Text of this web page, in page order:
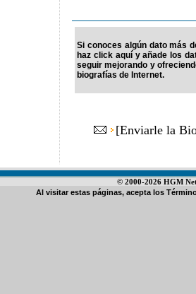
Si conoces algún dato más
haz click aquí y añade los
seguir mejorando y
biografías de Internet.
[Enviarle la
© 2000-2026 HGM
Al visitar estas páginas, acepta los